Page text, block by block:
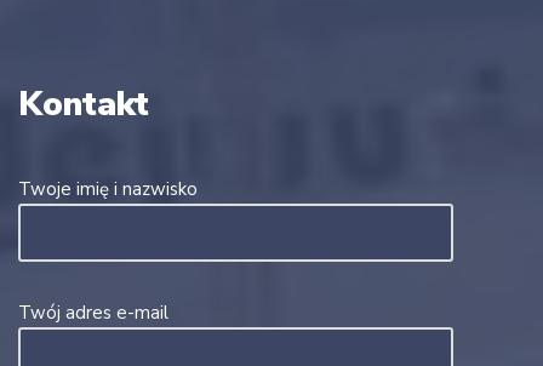
Kontakt
Twoje imię i nazwisko
Twój adres e-mail